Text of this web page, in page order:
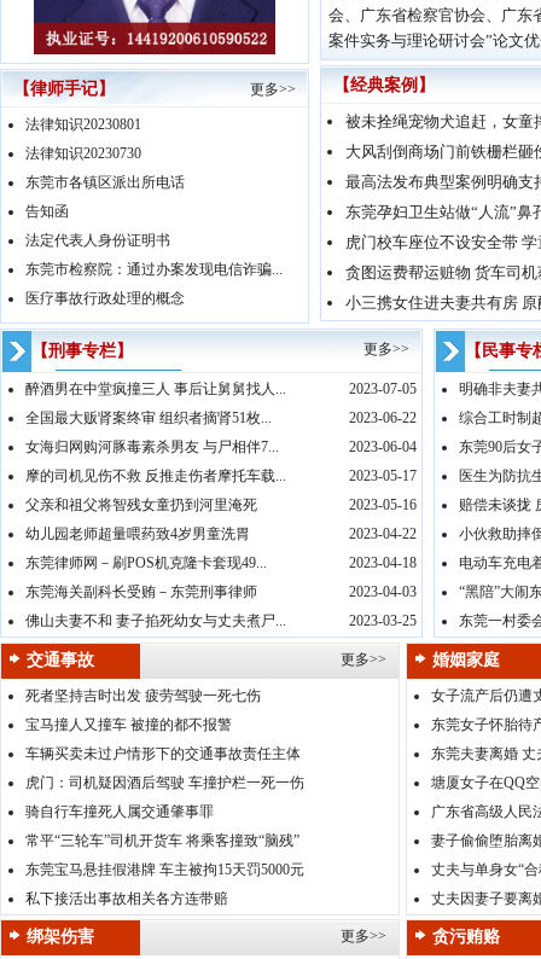
更多>>
【律师手记】
法律知识20230801
法律知识20230730
东莞市各镇区派出所电话
告知函
法定代表人身份证明书
东莞市检察院：通过办案发现电信诈骗...
医疗事故行政处理的概念
会、广东省检察官协会、广东
案件实务与理论研讨会”论文
【经典案例】
被未拴绳宠物犬追赶，女童
大风刮倒商场门前铁栅栏砸
最高法发布典型案例明确支
东莞孕妇卫生站做“人流”鼻
虎门校车座位不设安全带
贪图运费帮运赃物 货车司
小三携女住进夫妻共有房
更多>>
【刑事专栏】
2023-07-05
醉酒男在中堂疯撞三人 事后让舅舅找人...
2023-06-22
全国最大贩肾案终审 组织者摘肾51枚...
2023-06-04
女海归网购河豚毒素杀男友 与尸相伴7...
2023-05-17
摩的司机见伤不救 反推走伤者摩托车载...
2023-05-16
父亲和祖父将智残女童扔到河里淹死
2023-04-22
幼儿园老师超量喂药致4岁男童洗胃
2023-04-18
东莞律师网－刷POS机克隆卡套现49...
2023-04-03
东莞海关副科长受贿－东莞刑事律师
2023-03-25
佛山夫妻不和 妻子掐死幼女与丈夫煮尸...
【民事专
明确非夫妻
综合工时制
东莞90后女
医生为防抗
赔偿未谈拢
小伙救助摔
电动车充电
“黑陪”大闹
东莞一村委
更多>>
交通事故
死者坚持吉时出发 疲劳驾驶一死七伤
宝马撞人又撞车 被撞的都不报警
车辆买卖未过户情形下的交通事故责任主体
虎门：司机疑因酒后驾驶 车撞护栏一死一伤
骑自行车撞死人属交通肇事罪
常平“三轮车”司机开货车 将乘客撞致“脑残”
东莞宝马悬挂假港牌 车主被拘15天罚5000元
私下接活出事故相关各方连带赔
婚姻家庭
女子流产后仍遭
东莞女子怀胎待
东莞夫妻离婚
塘厦女子在QQ
广东省高级人民
妻子偷偷堕胎离
丈夫与单身女“
丈夫因妻子要离
更多>>
绑架伤害 贪污贿赂